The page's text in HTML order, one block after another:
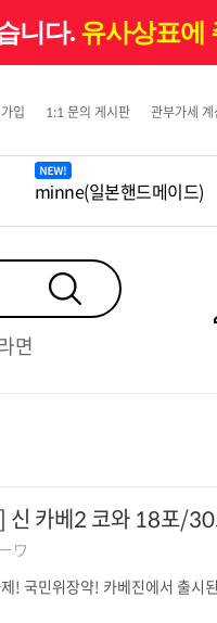
니다. 유사상표에
minne(일본핸드메이드)
입 1:1 문의 게시판 관부가세 계
면
신 카베2 코와 18포/
ワ
! 국민위장약! 카베진에서 출시